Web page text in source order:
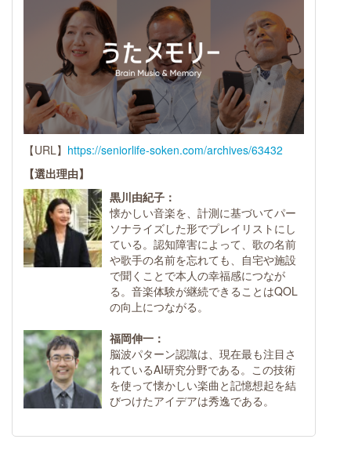
【URL】 https://seniorlife-soken.com/archives/63432
【選出理由】
黒川由紀子：
懐かしい音楽を、計測に基づいてパー
ソナライズした形でプレイリストにし
ている。認知障害によって、歌の名前
や歌手の名前を忘れても、自宅や施設
で聞くことで本人の幸福感につなが
る。音楽体験が継続できることはQOL
の向上につながる。
福岡伸一：
脳波パターン認識は、現在最も注目さ
れているAI研究分野である。この技術
を使って懐かしい楽曲と記憶想起を結
びつけたアイデアは秀逸である。